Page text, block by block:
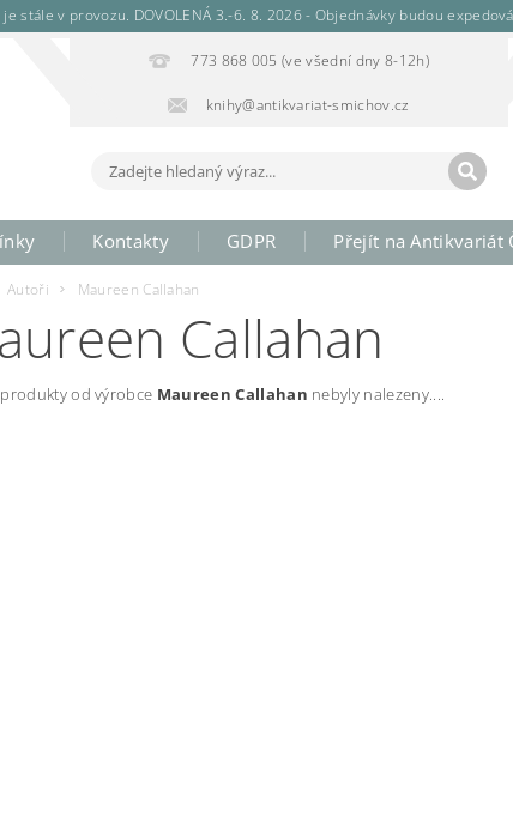
je stále v provozu. DOVOLENÁ 3.-6. 8. 2026 - Objednávky budou
773 868 005 (ve všední dny 8-12h)
knihy@antikvariat-smichov.cz
Kontakty GDPR Přejít na Antikvariát
Autoři Maureen Callahan
Callahan
od výrobce Maureen Callahan nebyly nalezeny....